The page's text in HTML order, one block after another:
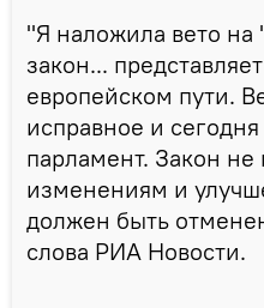
"Я наложила вето на
закон...
европейском пути.
исправное и
парламент. Закон
изменениям и
должен быть
слова РИА Новости.